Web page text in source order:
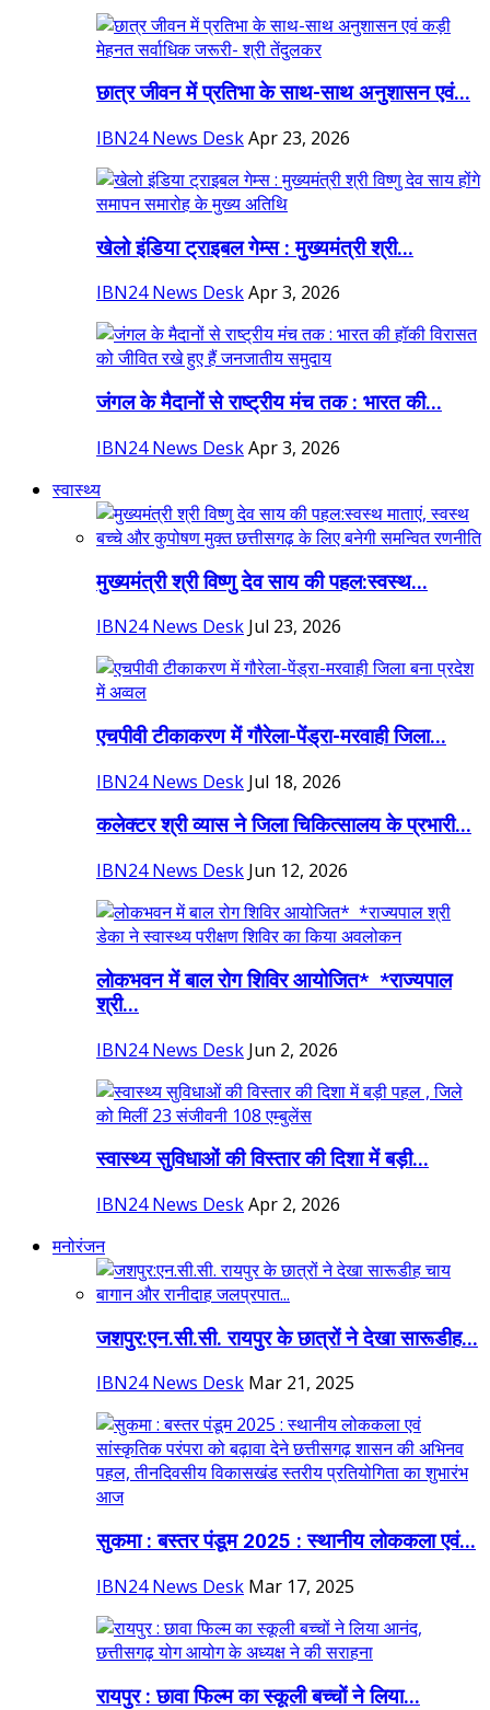
छात्र जीवन में प्रतिभा के साथ-साथ अनुशासन एवं...
IBN24 News DeskApr 23, 2026
खेलो इंडिया ट्राइबल गेम्स : मुख्यमंत्री श्री...
IBN24 News DeskApr 3, 2026
जंगल के मैदानों से राष्ट्रीय मंच तक : भारत की...
IBN24 News DeskApr 3, 2026
स्वास्थ्य
मुख्यमंत्री श्री विष्णु देव साय की पहल:स्वस्थ...
IBN24 News Desk Jul 23, 2026
एचपीवी टीकाकरण में गौरेला-पेंड्रा-मरवाही जिला...
IBN24 News Desk Jul 18, 2026
कलेक्टर श्री व्यास ने जिला चिकित्सालय के प्रभारी...
IBN24 News Desk Jun 12, 2026
लोकभवन में बाल रोग शिविर आयोजित* *राज्यपाल
श्री...
IBN24 News Desk Jun 2, 2026
स्वास्थ्य सुविधाओं की विस्तार की दिशा में बड़ी...
IBN24 News DeskApr 2, 2026
मनोरंजन
जशपुर:एन.सी.सी. रायपुर के छात्रों ने देखा सारूडीह...
IBN24 News Desk Mar 21, 2025
सुकमा : बस्तर पंडूम 2025 : स्थानीय लोककला एवं...
IBN24 News Desk Mar 17, 2025
रायपुर : छावा फिल्म का स्कूली बच्चों ने लिया...